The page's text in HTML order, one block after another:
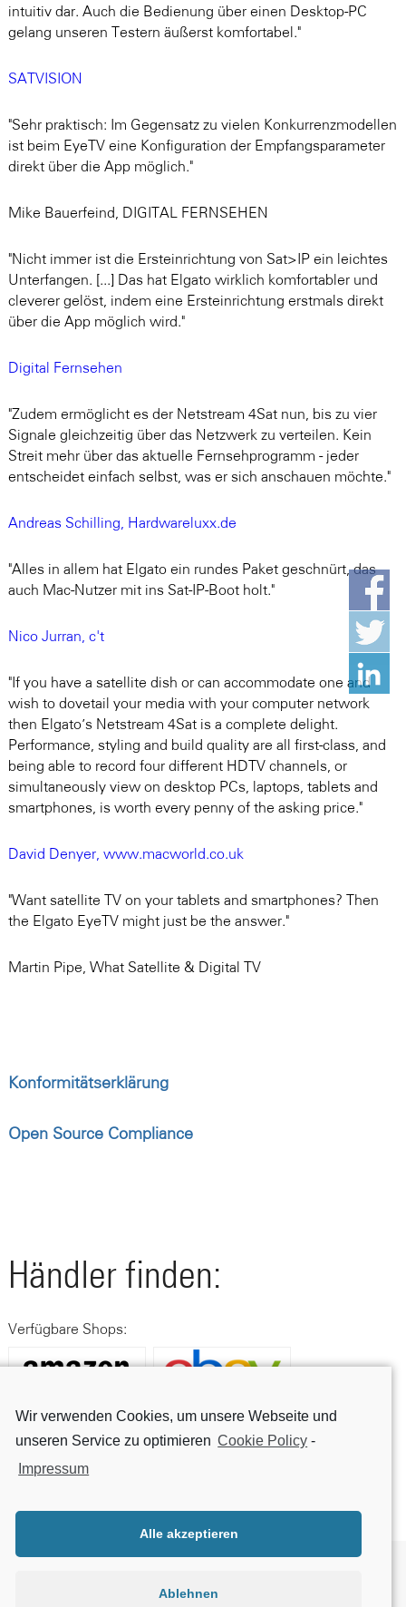
Wir verwenden Cookies, um unsere Webseite und
unseren Service zu optimieren Cookie Policy -
Impressum
Alle akzeptieren
Ablehnen
intuitiv dar. Auch die Bedienung über einen Desktop-PC
gelang unseren Testern äußerst komfortabel."
SATVISION
"Sehr praktisch: Im Gegensatz zu vielen Konkurrenzmodellen
ist beim EyeTV eine Konfiguration der Empfangsparameter
direkt über die App möglich."
Mike Bauerfeind, DIGITAL FERNSEHEN
"Nicht immer ist die Ersteinrichtung von Sat>IP ein leichtes
Unterfangen. [...] Das hat Elgato wirklich komfortabler und
cleverer gelöst, indem eine Ersteinrichtung erstmals direkt
über die App möglich wird."
Digital Fernsehen
"Zudem ermöglicht es der Netstream 4Sat nun, bis zu vier
Signale gleichzeitig über das Netzwerk zu verteilen. Kein
Streit mehr über das aktuelle Fernsehprogramm - jeder
entscheidet einfach selbst, was er sich anschauen möchte."
Andreas Schilling, Hardwareluxx.de
"Alles in allem hat Elgato ein rundes Paket geschnürt, das
auch Mac-Nutzer mit ins Sat-IP-Boot holt."
Nico Jurran, c't
"If you have a satellite dish or can accommodate one and
wish to dovetail your media with your computer network
then Elgato’s Netstream 4Sat is a complete delight.
Performance, styling and build quality are all first-class, and
being able to record four different HDTV channels, or
simultaneously view on desktop PCs, laptops, tablets and
smartphones, is worth every penny of the asking price."
David Denyer, www.macworld.co.uk
"Want satellite TV on your tablets and smartphones? Then
the Elgato EyeTV might just be the answer."
Martin Pipe, What Satellite & Digital TV
Konformitätserklärung
Open Source Compliance
Händler finden:
Verfügbare Shops:
Beta testing